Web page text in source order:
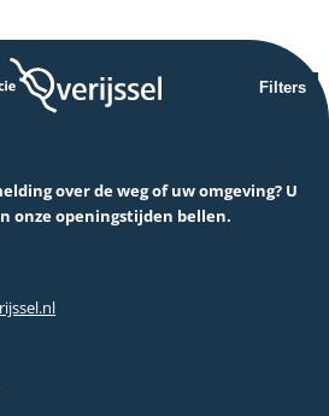
Filters
over de weg of uw omgeving? U
onze openingstijden bellen.